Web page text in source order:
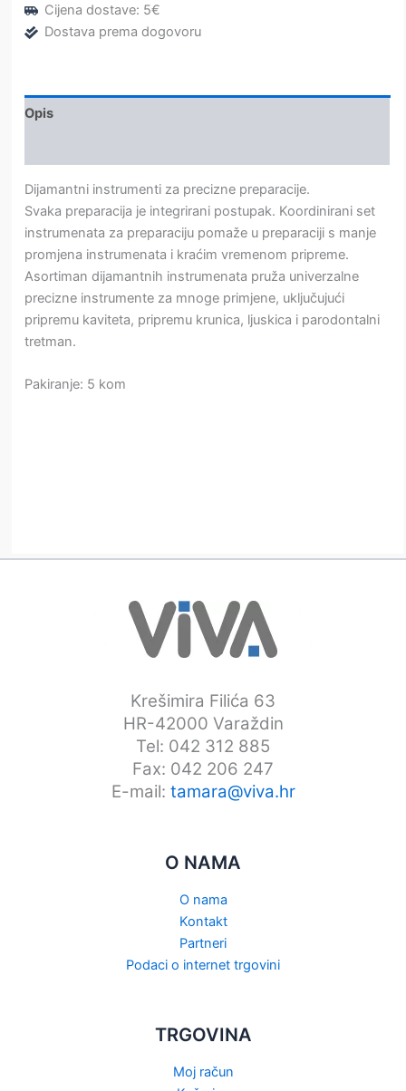
Cijena dostave: 5€
Dostava prema dogovoru
Opis
Dijamantni instrumenti za precizne preparacije.
Svaka preparacija je integrirani postupak. Koordinirani set
instrumenata za preparaciju pomaže u preparaciji s manje
promjena instrumenata i kraćim vremenom pripreme.
Asortiman dijamantnih instrumenata pruža univerzalne
precizne instrumente za mnoge primjene, uključujući
pripremu kaviteta, pripremu krunica, ljuskica i parodontalni
tretman.
Pakiranje: 5 kom
Krešimira Filića 63
HR-42000 Varaždin
Tel: 042 312 885
Fax: 042 206 247
E-mail: tamara@viva.hr
O NAMA
O nama
Kontakt
Partneri
Podaci o internet trgovini
TRGOVINA
Moj račun